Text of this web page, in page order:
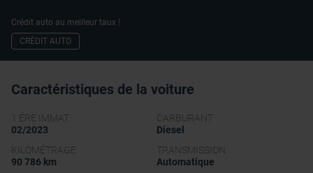
Crédit auto au meilleur taux !
CRÉDIT AUTO
Caractéristiques de la voiture
1 ÉRE IMMAT
02/2023
CARBURANT
Diesel
KILOMÉTRAGE
90 786 km
TRANSMISSION
Automatique